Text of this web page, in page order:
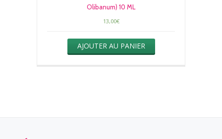
Olibanum) 10 ML
13,00€
AJOUTER AU PANIER